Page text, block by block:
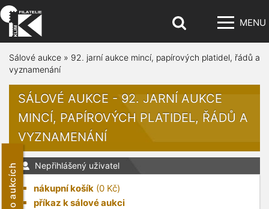
MENU
o aukcích
Sálové aukce » 92. jarní aukce mincí, papírových platidel, řádů a
vyznamenání
SÁLOVÉ AUKCE - 92. JARNÍ AUKCE
MINCÍ, PAPÍROVÝCH PLATIDEL, ŘÁDŮ A
VYZNAMENÁNÍ
Nepřihlášený uživatel
nákupní košík (0 Kč)
příkaz k sálové aukci